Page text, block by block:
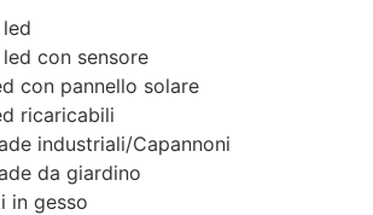
led con sensore
con pannello solare
ricaricabili
industriali/Capannoni
da giardino
in gesso